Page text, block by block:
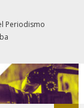
Periodismo